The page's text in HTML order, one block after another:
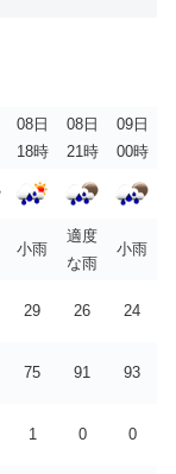
08日
18時
08日
21時
09日
00時
小雨
適度
な雨
小雨
29 26 24
75 91 93
1 0 0